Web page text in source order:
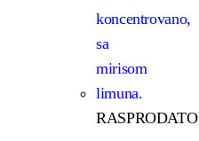
RASPRODATO